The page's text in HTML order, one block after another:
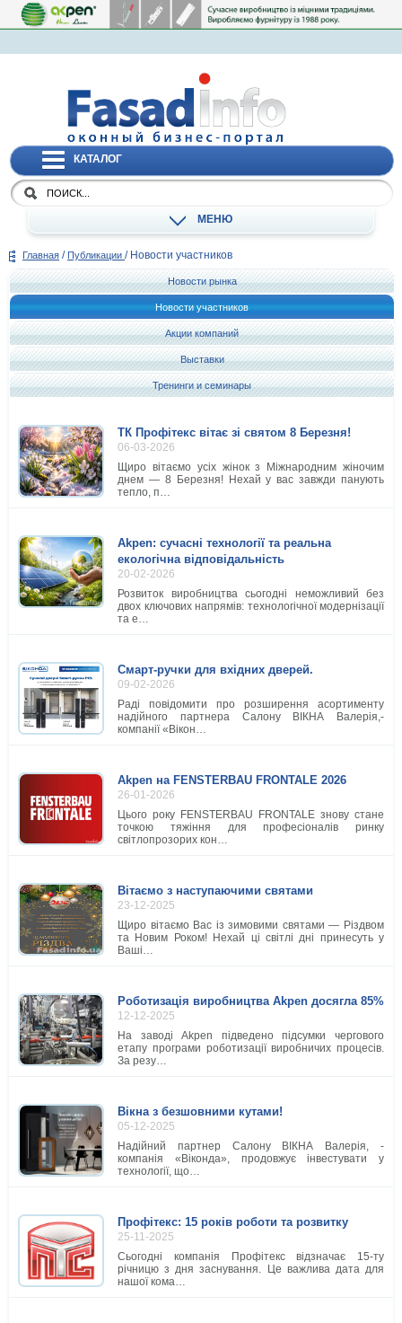
КАТАЛОГ
МЕНЮ
Главная / Публикации / Новости участников
Новости рынка
Новости участников
Акции компаний
Выставки
Тренинги и семинары
ТК Профітекс вітає зі святом 8 Березня!
06-03-2026
Щиро вітаємо усіх жінок з Міжнародним жіночим
днем — 8 Березня! Нехай у вас завжди панують
тепло, п…
Akpen: сучасні технології та реальна
екологічна відповідальність
20-02-2026
Розвиток виробництва сьогодні неможливий без
двох ключових напрямів: технологічної модернізації
та е…
Смарт-ручки для вхідних дверей.
09-02-2026
Раді повідомити про розширення асортименту
надійного партнера Салону ВІКНА Валерія,-
компанії «Вікон…
Akpen на FENSTERBAU FRONTALE 2026
26-01-2026
Цього року FENSTERBAU FRONTALE знову стане
точкою тяжіння для професіоналів ринку
світлопрозорих кон…
Вітаємо з наступаючими святами
23-12-2025
Щиро вітаємо Вас із зимовими святами — Різдвом
та Новим Роком! Нехай ці світлі дні принесуть у
Ваші…
Роботизація виробництва Akpen досягла 85%
12-12-2025
На заводі Akpen підведено підсумки чергового
етапу програми роботизації виробничих процесів.
За резу…
Вікна з безшовними кутами!
05-12-2025
Надійний партнер Салону ВІКНА Валерія, -
компанія «Віконда», продовжує інвестувати у
технології, що…
Профітекс: 15 років роботи та розвитку
25-11-2025
Сьогодні компанія Профітекс відзначає 15-ту
річницю з дня заснування. Це важлива дата для
нашої кома…